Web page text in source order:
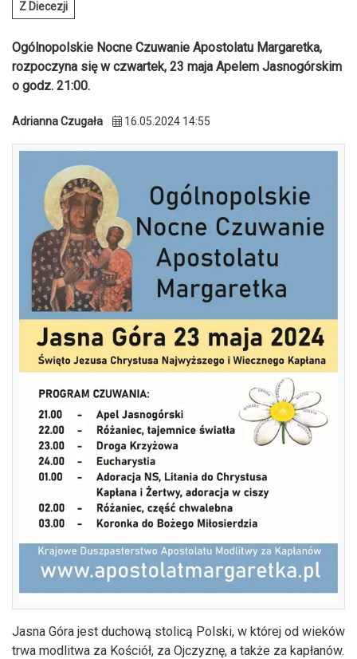
Z Diecezji
Ogólnopolskie Nocne Czuwanie Apostolatu Margaretka,
rozpoczyna się w czwartek, 23 maja Apelem Jasnogórskim
o godz. 21:00.
Adrianna Czugała 16.05.2024 14:55
Jasna Góra jest duchową stolicą Polski, w której od wieków
trwa modlitwa za Kościół, za Ojczyznę, a także za kapłanów.